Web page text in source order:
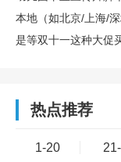
热点推荐
1-20